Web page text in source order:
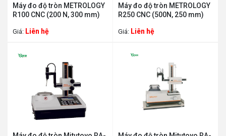
Máy đo độ tròn METROLOGY
R100 CNC (200 N, 300 mm)
Giá: Liên hệ
Máy đo độ tròn METROLOGY
R250 CNC (500N, 250 mm)
Giá: Liên hệ